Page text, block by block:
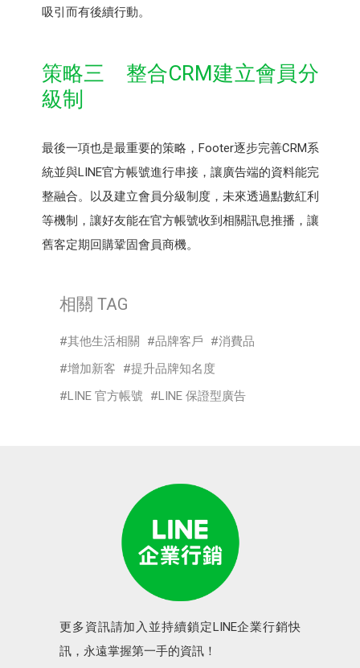
吸引而有後續行動。
策略三 整合CRM建立會員分
級制
最後一項也是最重要的策略，Footer逐步完善CRM系
統並與LINE官方帳號進行串接，讓廣告端的資料能完
整融合。以及建立會員分級制度，未來透過點數紅利
等機制，讓好友能在官方帳號收到相關訊息推播，讓
舊客定期回購鞏固會員商機。
相關 TAG
其他生活相關 品牌客戶
消費品
增加新客
提升品牌知名度
LINE 官方帳號
LINE 保證型廣告
更多資訊請加入並持續鎖定LINE企業行銷快
訊，永遠掌握第一手的資訊！